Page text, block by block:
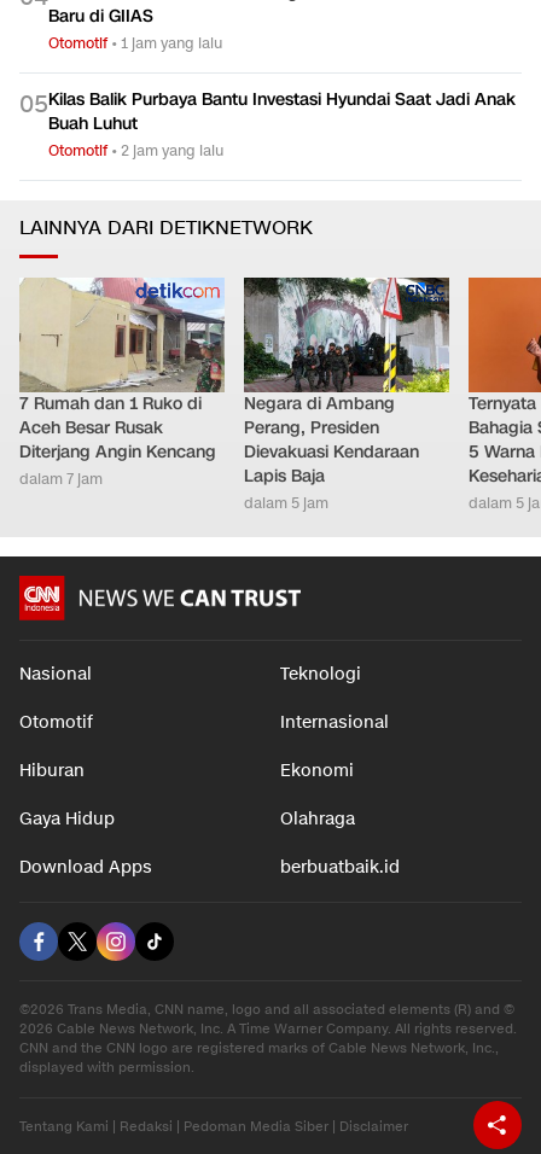
Baru di GIIAS
Otomotif•1 jam yang lalu
05Kilas Balik Purbaya Bantu Investasi Hyundai Saat Jadi Anak
Buah Luhut
Otomotif•2 jam yang lalu
LAINNYA DARI DETIKNETWORK
7 Rumah dan 1 Ruko di
Aceh Besar Rusak
Diterjang Angin Kencang
dalam 7 jam
Negara di Ambang
Perang, Presiden
Dievakuasi Kendaraan
Lapis Baja
dalam 5 jam
Bahagia
5
dalam 5
Nasional Teknologi
Otomotif Internasional
Hiburan Ekonomi
Gaya Hidup Olahraga
Download Apps berbuatbaik.id
©2026 Trans Media, CNN name, logo and all associated elements (R) and ©
2026 Cable News Network, Inc. A Time Warner Company. All rights reserved.
CNN and the CNN logo are registered marks of Cable News Network, Inc.,
displayed with permission.
Tentang Kami Redaksi Pedoman Media Siber Disclaimer